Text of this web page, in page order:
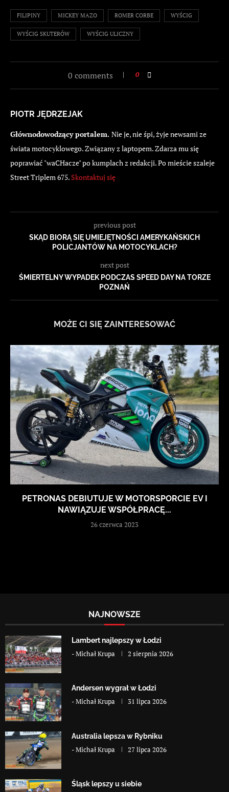
FILIPINY MICKEY MAZO ROMER CORBE WYŚCIG
WYŚCIG SKUTERÓW WYŚCIG ULICZNY
0 comments 0
PIOTR JĘDRZEJAK
Głównodowodzący portalem. Nie je, nie śpi, żyje newsami ze
świata motocyklowego. Związany z laptopem. Zdarza mu się
poprawiać "waCHacze" po kumplach z redakcji. Po mieście szaleje
Street Triplem 675. Skontaktuj się
previous post
SKĄD BIORĄ SIĘ UMIEJĘTNOŚCI AMERYKAŃSKICH
POLICJANTÓW NA MOTOCYKLACH?
next post
ŚMIERTELNY WYPADEK PODCZAS SPEED DAY NA TORZE
POZNAŃ
MOŻE CI SIĘ ZAINTERESOWAĆ
PETRONAS DEBIUTUJE W MOTORSPORCIE EV I
NAWIĄZUJE WSPÓŁPRACĘ...
26 czerwca 2023
NAJNOWSZE
Lambert najlepszy w Łodzi
-Michał Krupa 2 sierpnia 2026
Andersen wygrał w Łodzi
-Michał Krupa 31 lipca 2026
Australia lepsza w Rybniku
-Michał Krupa 27 lipca 2026
Śląsk lepszy u siebie